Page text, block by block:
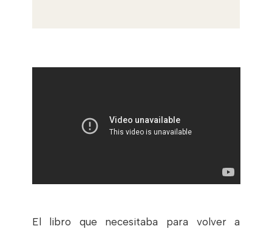
El libro que necesitaba para volver a